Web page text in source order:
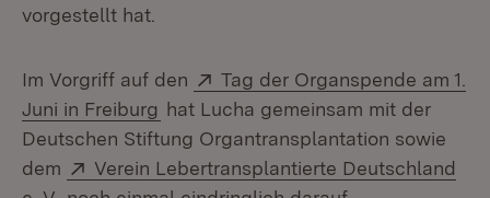
vorgestellt hat.
Im Vorgriff auf den Extern:
Tag der Organspende am 1.
Juni in Freiburg (Öffnet in neuem Fenster)
hat Lucha gemeinsam mit der
Deutschen Stiftung Organtransplantation sowie
dem
Extern:
Verein Lebertransplantierte Deutschland